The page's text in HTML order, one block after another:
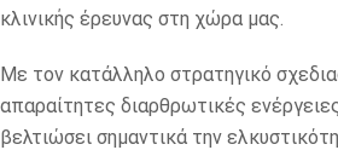
κλινικής έρευνας στη χώρα μας.
Με τον κατάλληλο στρατηγικό
απαραίτητες διαρθρωτικές
βελτιώσει σημαντικά την